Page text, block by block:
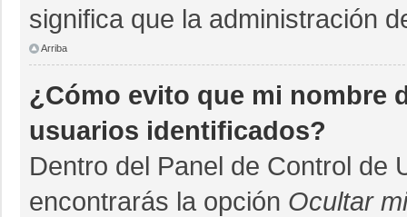
significa que la administración
Arriba
¿Cómo evito que mi nombre
usuarios identificados?
Dentro del Panel de Control de
encontrarás la opción Ocultar